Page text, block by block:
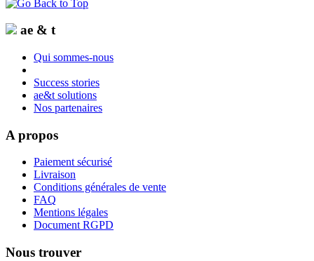
ae & t
Qui sommes-nous
Success stories
ae&t solutions
Nos partenaires
A propos
Paiement sécurisé
Livraison
Conditions générales de vente
FAQ
Mentions légales
Document RGPD
Nous trouver